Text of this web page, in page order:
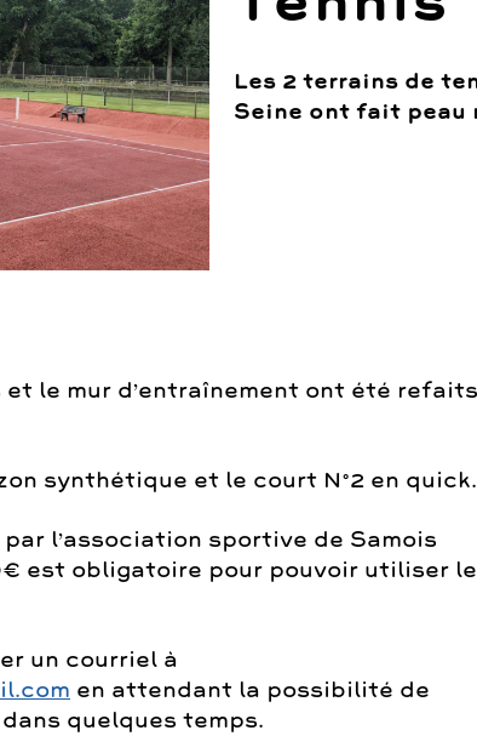
Les 2 terrains de
Seine ont fait peau
le mur d’entraînement ont été refaits
synthétique et le court N°2 en quick.
l’association sportive de Samois
est obligatoire pour pouvoir utiliser
un courriel à
en attendant la possibilité de
quelques temps.